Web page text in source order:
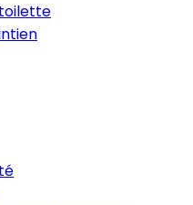
toilette